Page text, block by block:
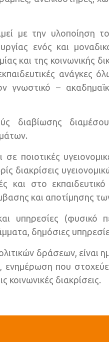
με την υλοποίηση
ενός και
και της κοινωνικής
ανάγκες
–
διαβίωσης
ποιοτικές
διακρίσεις
και στο
και αποτίμησης
υπηρεσίες (φυσικό
δημόσιες
δράσεων, είναι
ενημέρωση που
διακρίσεις.